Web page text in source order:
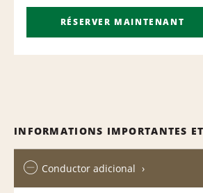
RÉSERVER MAINTENANT
INFORMATIONS IMPORTANTES
Conductor adicional